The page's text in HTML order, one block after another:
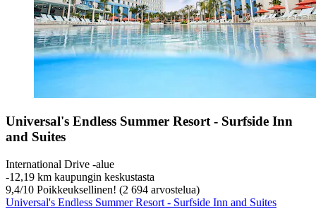
Universal's Endless Summer Resort - Surfside Inn
and Suites
International Drive -alue
‐12,19 km kaupungin keskustasta
9,4/10 Poikkeuksellinen! (2 694 arvostelua)
Universal's Endless Summer Resort - Surfside Inn and Suites